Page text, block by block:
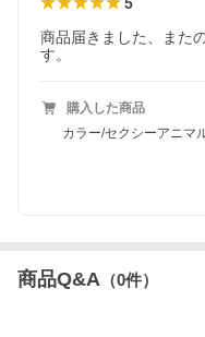
商品届きました、また
す。
購入した商品
カラー/セクシーアニマ
商品Q&A （0件）